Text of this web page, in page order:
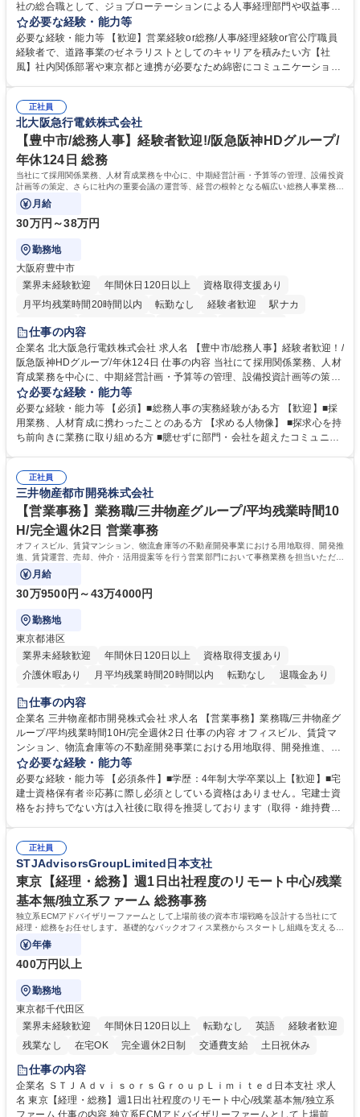
社の総合職として、ジョブローテーションによる人事経理部門や収益事業
等のフロント部門の部署等幅広い部署での業務をお任せいたします。研修
制度やキャリア支援が充実しております！ ※下記業務詳細 【業務詳細】■
管理部門：広報、人事、経理など当公社の運営に係る管理業務 ■収益部
門：駐車場の新規開拓、管理運営、新宿駅西口広場の「イベントコーナ
道路施設や道路工事現場の見学ツアー事業 ※入社後は上記いずれかの部門
へ配属。※業務内容変更の範囲：会社の定める業務 募集職種 【都庁グル
ープ】総合職（事務）◇残業月平均9時間未満／有給年平均16日取得
必要な経験・能力等
必要な経験・能力等 【歓迎】営業経験or総務/人事/経理経験or官公庁職員
経験者で、道路事業のゼネラリストとしてのキャリアを積みたい方【社
風】社内関係部署や東京都と連携が必要なため綿密にコミュニケーション
部門など多岐に渡る業務を経験できます。 ■様々なプロジェクト：駐車場
事業の他、新宿駅西口広場内に設置された照明を兼ねた広告「ブライトサ
イン」の管理運営を行うなど、事業収益を生み出す活動を積極的に行って
います。 学歴・資格 学歴：大学院 大学 高専 短大 専修学校 高校 語学力：
資格：
正社員
北大阪急行電鉄株式会社
【豊中市/総務人事】経験者歓迎!/阪急阪神HDグループ/
年休124日 総務
当社にて採用関係業務、人材育成業務を中心に、中期経営計画・予算等の管理、設備投資
計画等の策定、さらに社内の重要会議の運営等、経営の根幹となる幅広い総務人事業務全
般を担当していただきます。
月給
30万円～38万円
勤務地
大阪府豊中市
業界未経験歓迎
年間休日120日以上
資格取得支援あり
月平均残業時間20時間以内
転勤なし 経験者歓迎
駅ナカ
退職金あり
土日祝休み
服装自由 昼食補助あり 食事補助あり
仕事の内容
企業名 北大阪急行電鉄株式会社 求人名 【豊中市/総務人事】経験者歓迎！/
阪急阪神HDグループ/年休124日 仕事の内容 当社にて採用関係業務、人材
育成業務を中心に、中期経営計画・予算等の管理、設備投資計画等の策
定、さらに社内の重要会議の運営等、経営の根幹となる幅広い総務人事業
務全般を担当していただきます。 【主な業務内容】 ■採用関係業務および
人材育成(社員研修)業務の推進 ■中期経営計画および予算等の管理 ■設備
投資計画等の策定 ■社内の重要会議の運営 ■その他総務人事業務全般 【入
務人事】経験者歓迎！/阪急阪神HDグループ/年休124日
必要な経験・能力等
必要な経験・能力等 【必須】■総務人事の実務経験がある方 【歓迎】■採
用業務、人材育成に携わったことのある方 【求める人物像】 ■探求心を持
ち前向きに業務に取り組める方 ■臆せずに部門・会社を超えたコミュニケ
囲のメンバーと協調しつつ主体性を持って能動的に業務を推進できる方 学
歴・資格 学歴：大学院 大学 高専 短大 専修学校 高校 語学力： 資格：
正社員
三井物産都市開発株式会社
【営業事務】業務職/三井物産グループ/平均残業時間10
H/完全週休2日 営業事務
オフィスビル、賃貸マンション、物流倉庫等の不動産開発事業における用地取得、開発推
進、賃貸運営、売却、仲介・活用提案等を行う営業部門において事務業務を担当いただき
ます。
月給
30万9500円～43万4000円
勤務地
東京都港区
業界未経験歓迎
年間休日120日以上
資格取得支援あり
介護休暇あり
月平均残業時間20時間以内 転勤なし
退職金あり
在宅OK
賞与あり
駅近5分以内
土日祝休み 寮・社宅あり
仕事の内容
企業名 三井物産都市開発株式会社 求人名 【営業事務】業務職/三井物産グ
ループ/平均残業時間10H/完全週休2日 仕事の内容 オフィスビル、賃貸マ
ンション、物流倉庫等の不動産開発事業における用地取得、開発推進、賃
貸運営、売却、仲介・活用提案等を行う営業部門において事務業務を担当
いただきます。 【詳細】・契約書管理、契約書製本、捺印対応、ファイリ
ング、登記簿取得、調書取得・支払業務（各種費用支払、支払管理、請
求・支払データ登録、取引先マスター申請対応）・予算作成及び予実管
の他に担当頂く業務が発生する場合があります。 募集職種 【営業事務】
業務職/三井物産グループ/平均残業時間10H/完全週休2日
必要な経験・能力等
必要な経験・能力等 【必須条件】■学歴：4年制大学卒業以上【歓迎】■宅
建士資格保有者※応募に際し必須としている資格はありません。宅建士資
格をお持ちでない方は入社後に取得を推奨しております（取得・維持費用
ション力がある方。 ・チャレンジを厭わず、粘り強く業務に取り組める
方。多様な関係者と謙虚に信頼関係を構築でき、期限を意識したスケジュ
ール管理が出来る方。※将来的に他部署（営業部門、コーポレート部門）
へのジョブローテーションの可能性があります。 学歴・資格 学歴：大学
院 大学 語学力： 資格：宅地建物取引士
正社員
STJAdvisorsGroupLimited日本支社
東京【経理・総務】週1日出社程度のリモート中心/残業
基本無/独立系ファーム 総務事務
独立系ECMアドバイザリーファームとして上場前後の資本市場戦略を設計する当社にて
経理・総務をお任せします。基礎的なバックオフィス業務からスタートし組織を支える専
任担当として広く活躍できる環境です。
年俸
400万円以上
勤務地
東京都千代田区
業界未経験歓迎
年間休日120日以上 転勤なし 英語
経験者歓迎
残業なし
在宅OK 完全週休2日制 交通費支給 土日祝休み
仕事の内容
企業名 ＳＴＪＡｄｖｉｓｏｒｓＧｒｏｕｐＬｉｍｉｔｅｄ日本支社 求人
名 東京【経理・総務】週1日出社程度のリモート中心/残業基本無/独立系
ファーム 仕事の内容 独立系ECMアドバイザリーファームとして上場前後